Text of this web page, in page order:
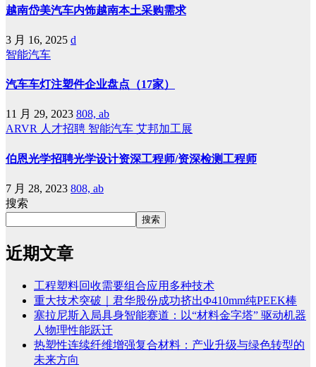
越南岱美汽车内饰越南本土采购需求
3 月 16, 2025 d
智能汽车
汽车车灯注塑件企业盘点（17家）
11 月 29, 2023 808, ab
ARVR 人才招聘 智能汽车 艾邦加工展
伯恩光学招聘光学设计资深工程师/资深检测工程师
7 月 28, 2023 808, ab
搜索
搜索
近期文章
工程塑料回收需要组合应用多种技术
重大技术突破｜君华股份成功挤出Φ410mm纯PEEK棒
塞拉尼斯入局具身智能赛道：以“材料金字塔” 驱动机器
人物理性能跃迁
热塑性连续纤维增强复合材料：产业升级与绿色转型的
未来方向